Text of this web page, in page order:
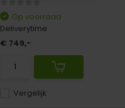
Vergelijk
Op voorraad
Deliverytime
€ 749,-